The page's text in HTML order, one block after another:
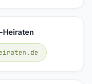
Heiraten